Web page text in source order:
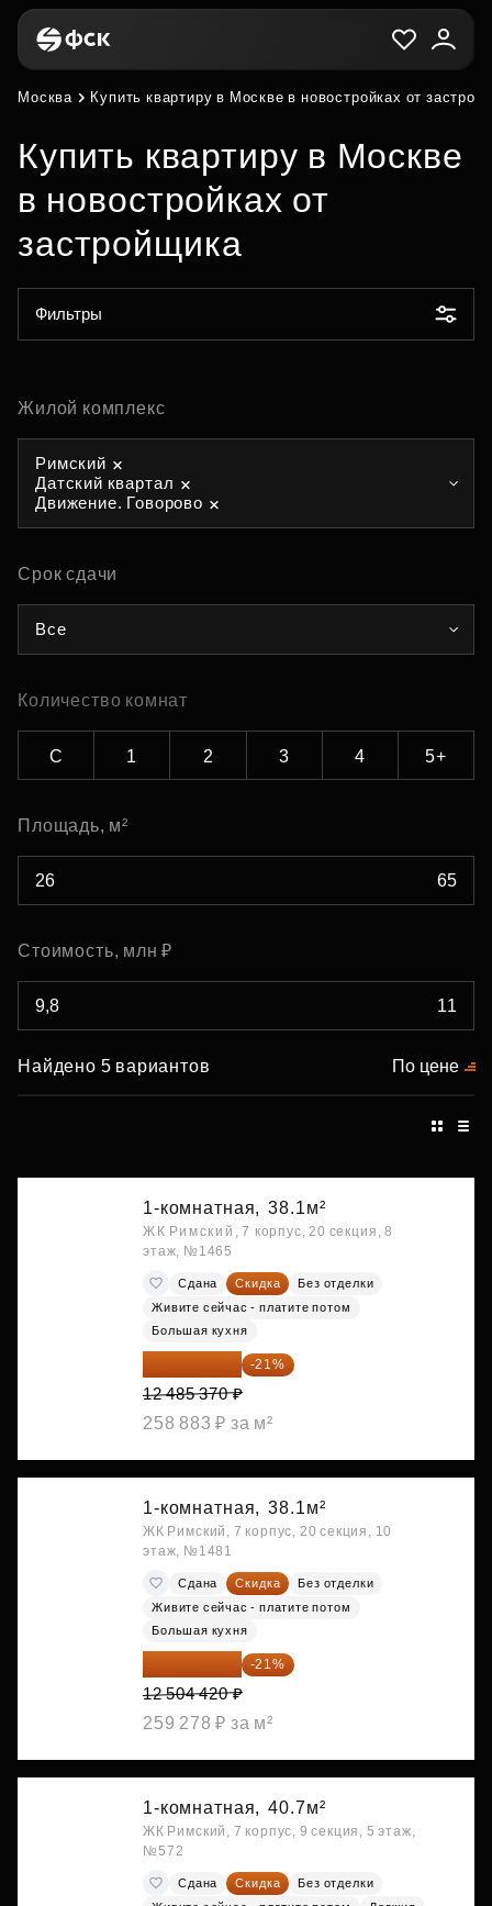
Москва Купить квартиру в Москве в новостройках от
Купить квартиру в Москве
в новостройках от
застройщика
Фильтры
Жилой комплекс
Римский
Датский квартал
Движение. Говорово
Срок сдачи
Все
Количество комнат
С 1 2 3 4 5+
Площадь, м²
Стоимость, млн ₽
Найдено 5 вариантов По цене
1-комнатная, 38.1м²
ЖК Римский, 7 корпус, 20 секция, 8
этаж, №1465
Сдана Скидка
Без отделки
Живите сейчас - платите потом
Большая кухня
-21%
12 485 370 ₽
258 883 ₽ за м²
1-комнатная, 38.1м²
ЖК Римский, 7 корпус, 20 секция, 10
этаж, №1481
Сдана Скидка
Без отделки
Живите сейчас - платите потом
Большая кухня
-21%
12 504 420 ₽
259 278 ₽ за м²
1-комнатная, 40.7м²
ЖК Римский, 7 корпус, 9 секция, 5 этаж,
№572
Сдана Скидка
Без отделки